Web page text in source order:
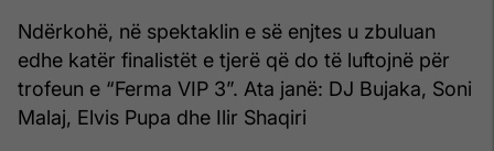
Ndërkohë, në spektaklin e së enjtes u zbuluan
edhe katër finalistët e tjerë që do të luftojnë për
trofeun e “Ferma VIP 3”. Ata janë: DJ Bujaka, Soni
Malaj, Elvis Pupa dhe Ilir Shaqiri